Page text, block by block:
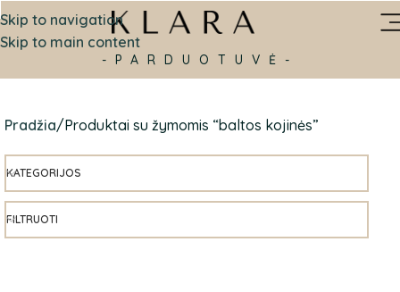
Skip to navigation
Skip to main content
-PARDUOTUVĖ-
Pradžia Produktai su žymomis “baltos kojinės”
KATEGORIJOS
FILTRUOTI